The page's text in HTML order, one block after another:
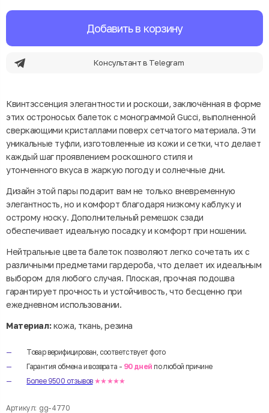
Добавить в корзину
Консультант в Telegram
Квинтэссенция элегантности и роскоши, заключённая в форме
этих остроносых балеток с монограммой Gucci, выполненной
сверкающими кристаллами поверх сетчатого материала. Эти
уникальные туфли, изготовленные из кожи и сетки, что делает
каждый шаг проявлением роскошного стиля и
утонченного вкуса в жаркую погоду и солнечные дни.
Дизайн этой пары подарит вам не только вневременную
элегантность, но и комфорт благодаря низкому каблуку и
острому носку. Дополнительный ремешок сзади
обеспечивает идеальную посадку и комфорт при ношении.
Нейтральные цвета балеток позволяют легко сочетать их с
различными предметами гардероба, что делает их идеальным
выбором для любого случая. Плоская, прочная подошва
гарантирует прочность и устойчивость, что бесценно при
ежедневном использовании.
Материал:кожа, ткань, резина
Товар верифицирован, соответствует фото
Гарантия обмена и возврата - 90 дней по любой причине
Более 9500 отзывов ★★★★★
Артикул: gg-4770